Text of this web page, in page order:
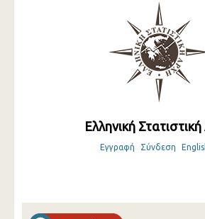
Ελληνική
Εγγραφή Σύνδεση